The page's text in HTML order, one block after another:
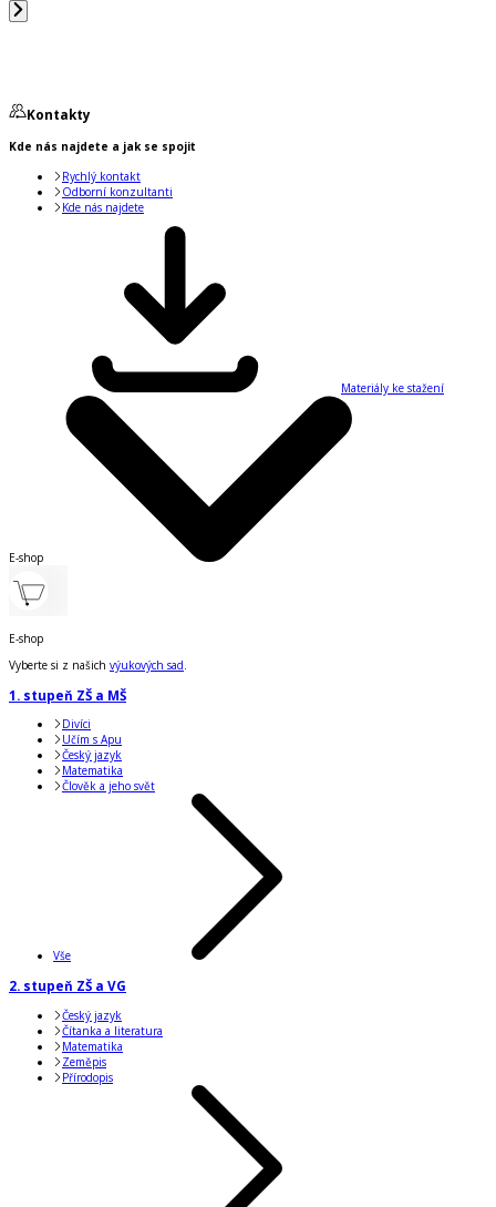
Kontakty
Kde nás najdete a jak se spojit
Rychlý kontakt
Odborní konzultanti
Kde nás najdete
Materiály ke stažení
E-shop
E-shop
Vyberte si z našich výukových sad.
1. stupeň ZŠ a MŠ
Divíci
Učím s Apu
Český jazyk
Matematika
Člověk a jeho svět
Vše
2. stupeň ZŠ a VG
Český jazyk
Čítanka a literatura
Matematika
Zeměpis
Přírodopis